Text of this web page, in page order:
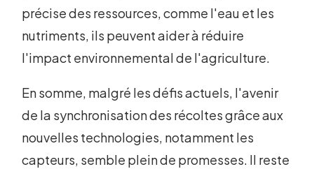
précise des ressources, comme l'eau et les
nutriments, ils peuvent aider à réduire
l'impact environnemental de l'agriculture.
En somme, malgré les défis actuels, l'avenir
de la synchronisation des récoltes grâce aux
nouvelles technologies, notamment les
capteurs, semble plein de promesses. Il reste